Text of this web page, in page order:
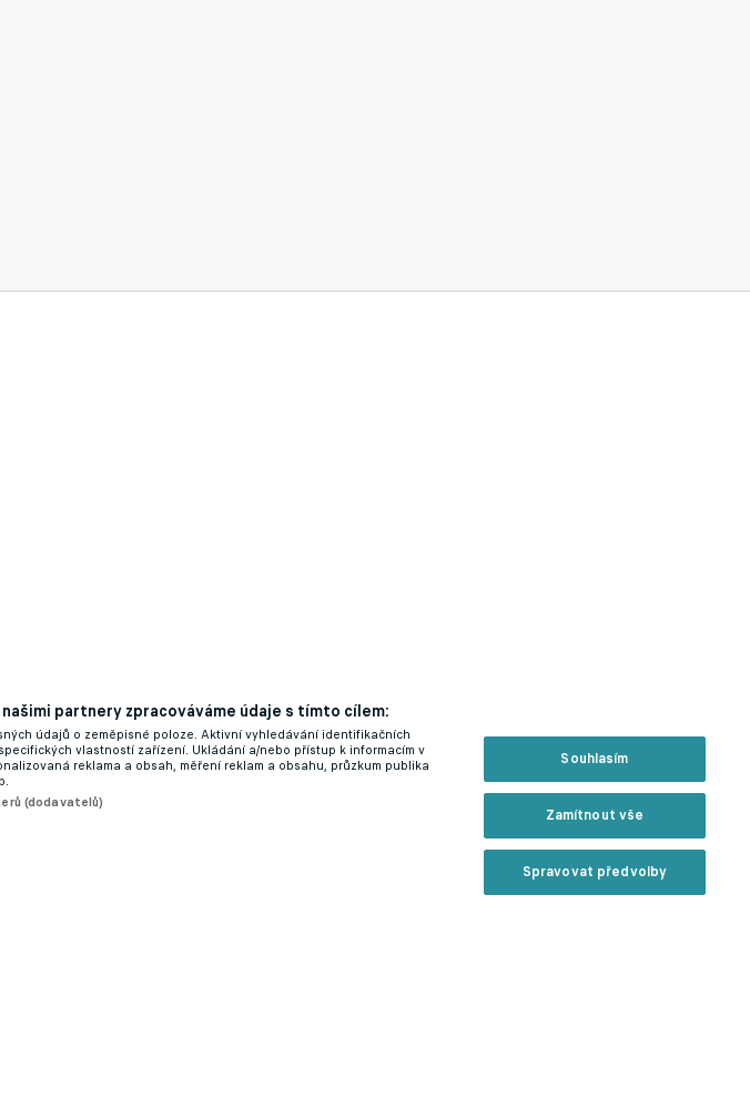
partnery zpracováváme údaje s tímto cílem:
údajů o zeměpisné poloze. Aktivní vyhledávání identifikačních
vlastností zařízení. Ukládání a/nebo přístup k informacím v
reklama a obsah, měření reklam a obsahu, průzkum publika
(dodavatelů)
Souhlasím
Zamítnout vše
Spravovat předvolby